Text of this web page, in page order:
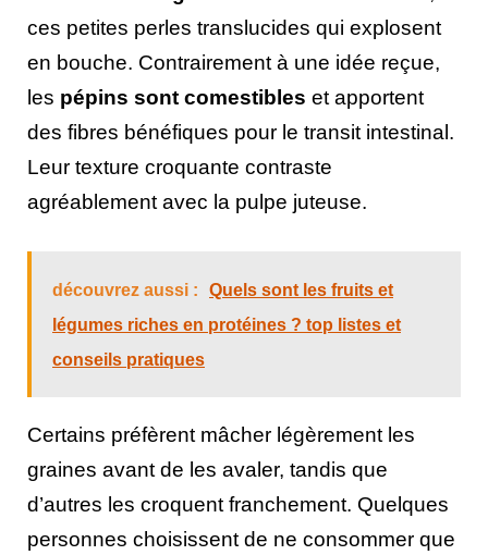
ces petites perles translucides qui explosent
en bouche. Contrairement à une idée reçue,
les pépins sont comestibles et apportent
des fibres bénéfiques pour le transit intestinal.
Leur texture croquante contraste
agréablement avec la pulpe juteuse.
découvrez aussi :
Quels sont les fruits et
légumes riches en protéines ? top listes et
conseils pratiques
Certains préfèrent mâcher légèrement les
graines avant de les avaler, tandis que
d’autres les croquent franchement. Quelques
personnes choisissent de ne consommer que